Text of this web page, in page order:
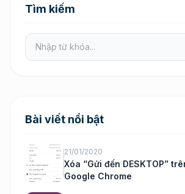
Tìm kiếm
Bài viết nổi bật
21/01/2020
Xóa “Gửi đến DESKTOP”
Google Chrome